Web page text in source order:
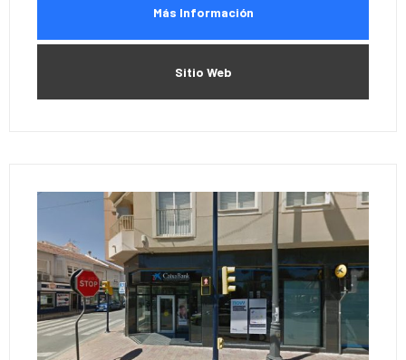
Más Información
Sitio Web